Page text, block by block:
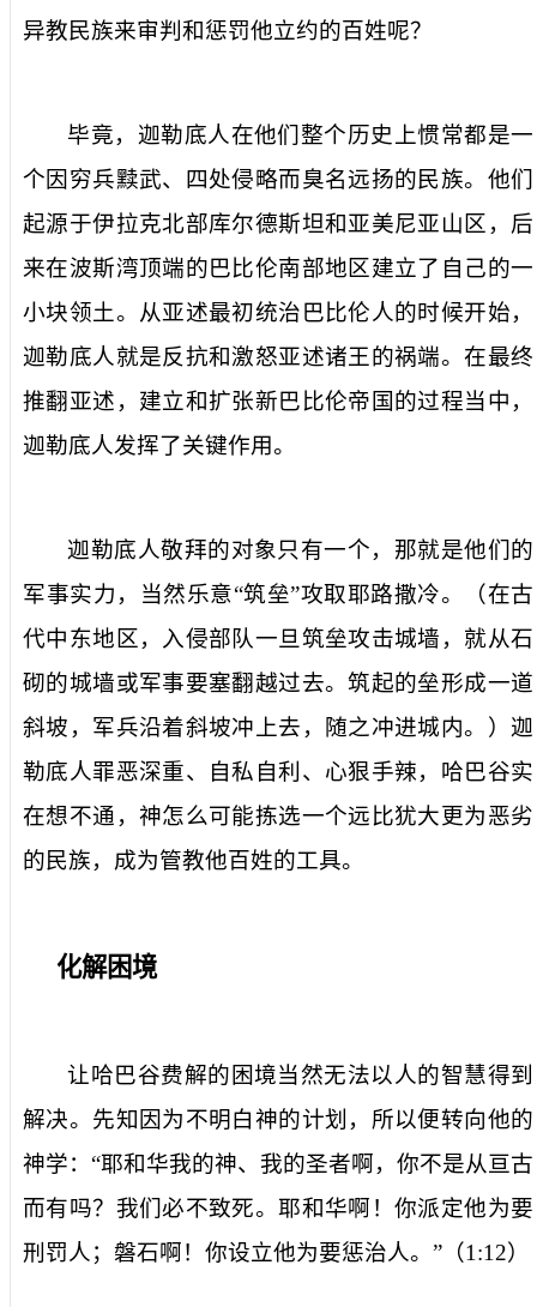
异教民族来审判和惩罚他立约的百姓呢？
毕竟，迦勒底人在他们整个历史上惯常都是一
个因穷兵黩武、四处侵略而臭名远扬的民族。他们
起源于伊拉克北部库尔德斯坦和亚美尼亚山区，后
来在波斯湾顶端的巴比伦南部地区建立了自己的一
小块领土。从亚述最初统治巴比伦人的时候开始，
迦勒底人就是反抗和激怒亚述诸王的祸端。在最终
推翻亚述，建立和扩张新巴比伦帝国的过程当中，
迦勒底人发挥了关键作用。
迦勒底人敬拜的对象只有一个，那就是他们的
军事实力，当然乐意“筑垒”攻取耶路撒冷。（在古
代中东地区，入侵部队一旦筑垒攻击城墙，就从石
砌的城墙或军事要塞翻越过去。筑起的垒形成一道
斜坡，军兵沿着斜坡冲上去，随之冲进城内。）迦
勒底人罪恶深重、自私自利、心狠手辣，哈巴谷实
在想不通，神怎么可能拣选一个远比犹大更为恶劣
的民族，成为管教他百姓的工具。
化解困境
让哈巴谷费解的困境当然无法以人的智慧得到
解决。先知因为不明白神的计划，所以便转向他的
神学：“耶和华我的神、我的圣者啊，你不是从亘古
而有吗？我们必不致死。耶和华啊！你派定他为要
刑罚人；磐石啊！你设立他为要惩治人。”（1:12）